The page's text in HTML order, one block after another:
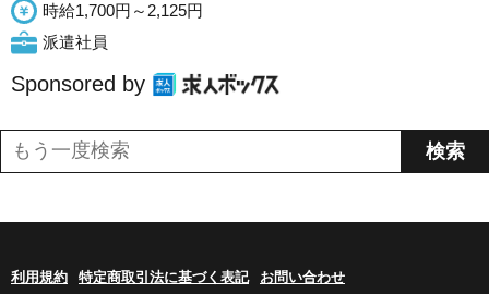
時給1,700円～2,125円
派遣社員
Sponsored by
利用規約 特定商取引法に基づく表記 お問い合わせ